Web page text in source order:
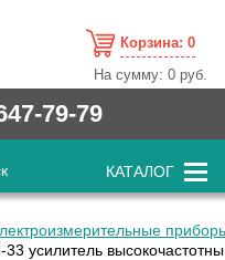
Корзина: 0
На сумму:0 руб.
79-79
КАТАЛОГ
33 усилитель